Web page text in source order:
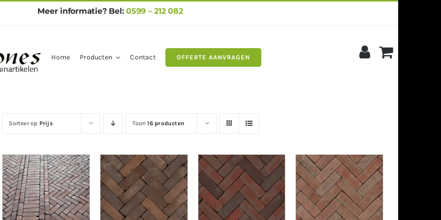
Meer informatie? Bel:0599 – 212 082
Home Producten Contact OFFERTE AANVRAGEN
Sorteer op Prijs Toon16 producten